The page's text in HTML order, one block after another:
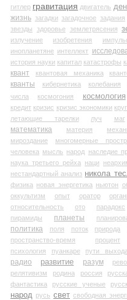
гитлер гравитация двигатель
жизнь загадки загадочное задания
звезды
здоровье землетрясения
излучение
изобретения
инопланетяне интеллект
история науки капитал катастрофы
квант квантовая механика
кванты кибернетика колебания
числа
космогония космология
кредит кризис кризис экономики круг
летающие тарелки
луч маг
математика материя
мироздание
многомерные
человека мысль народ наследие
наука третьего рейха наци
нестандартный анализ никола
физика новая энергетика ньютон
оккультизм
опыт оратор
относительность
ото парадокс
пирамиды
планеты
политика
поля поток природа
пространство-время
процент
психология
пуанкаре пути
радио развитие разум
релятивизм
родина россия
фантастика
русские ученые
народ русь свет свободная